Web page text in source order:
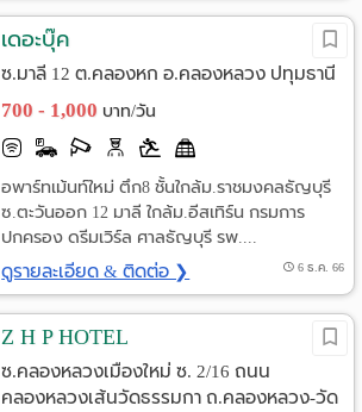
เดอะบุ๊ค
ซ.มาลี 12 ต.คลองหก อ.คลองหลวง ปทุมธานี
700 - 1,000 บาท/วัน
อพาร์ทเม้นท์ใหม่ ตึก8 ชั้นใกล้ม.ราชมงคลธัญบุรี
ซ.ตะวันออก 12 มาลี ใกล้ม.อีสเทิร์น กรมการ
ปกครอง ดรีมเวิร์ล ศาลธัญบุรี รพ....
ดูรายละเอียด & ติดต่อ ❯ 6 ธ.ค. 66
Z H P HOTEL
ซ.คลองหลวงเมืองใหม่ ซ. 2/16 ถนน
คลองหลวงเส้นวัดธรรมกา ถ.คลองหลวง-วัด